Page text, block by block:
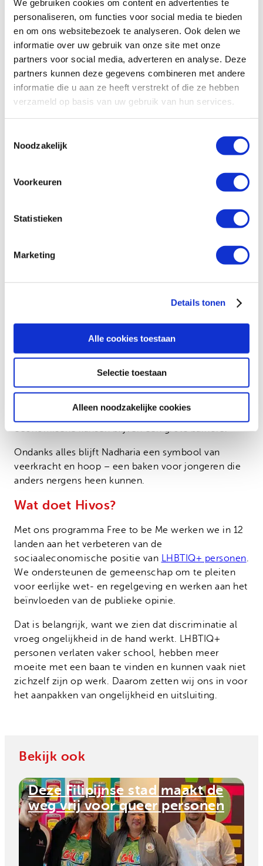
We gebruiken cookies om content en advertenties te
personaliseren, om functies voor social media te bieden
en om ons websitebezoek te analyseren. Ook delen we
informatie over uw gebruik van onze site met onze
partners voor social media, adverteren en analyse. Deze
partners kunnen deze gegevens combineren met andere
informatie die u aan ze heeft verstrekt of die ze hebben
verzameld op basis van uw gebruik van hun services.
Noodzakelijk
Voorkeuren
Statistieken
Marketing
Details tonen
Alle cookies toestaan
Selectie toestaan
Alleen noodzakelijke cookies
zelfredzaamheid
De grootste uitdaging voor de jongeren is financiële
stabiliteit. “En stabiliteit is de basis voor
zelfacceptatie,” benadrukt Androgenius.
Met steun van Hivos helpt Nadharia jongeren om
economisch zelfstandig te worden en uitsluiting
tegen te gaan. Via praktische cursussen – van
deelnemers erkende certificaten waarmee zij
Androgenius vertelt over een jonge trans vrouw die
straat was gezet: “Tijdens de drie maanden dat ze bij
ons verbleef, kreeg ze psychologische steun, volgde
zelfvertrouwen. Toen ze vertrok, had ze een baan én
zeker wanneer sollicitaties gepaard gaan met
afwijzing en discriminatie.
Met partners als Hivos wil Nadharia meer jongeren
opleiden, bijvoorbeeld tot veelzijdige grafisch
discriminatie en een gebrek aan duurzame
economische kansen blijven een grote barrière.
Ondanks alles blijft Nadharia een symbool van
veerkracht en hoop – een baken voor jongeren die
anders nergens heen kunnen.
Wat doet Hivos?
Met ons programma Free to be Me werken we in 12
landen aan het verbeteren van de
sociaaleconomische positie van LHBTIQ+ personen.
We ondersteunen de gemeenschap om te pleiten
voor eerlijke wet- en regelgeving en werken aan het
beïnvloeden van de publieke opinie.
Dat is belangrijk, want we zien dat discriminatie al
vroeg ongelijkheid in de hand werkt. LHBTIQ+
personen verlaten vaker school, hebben meer
moeite met een baan te vinden en kunnen vaak niet
zichzelf zijn op werk. Daarom zetten wij ons in voor
het aanpakken van ongelijkheid en uitsluiting.
Bekijk ook
Deze Filipijnse stad maakt de
weg vrij voor queer personen